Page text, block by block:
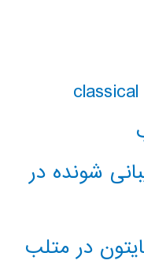
شونده در
در متلب